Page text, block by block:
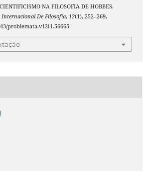
NA FILOSOFIA DE HOBBES.
Internacional De Filosofia, 12(1), 252–269.
problemata.v12i1.56665